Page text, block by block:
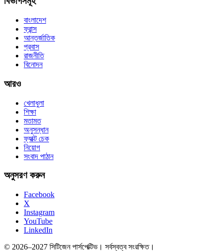
বাংলাদেশ
ফ্রান্স
আন্তর্জাতিক
প্রবাস
রাজনীতি
বিনোদন
আরও
খেলাধুলা
শিক্ষা
মতামত
অনুসন্ধান
ফ্যাক্ট চেক
নিয়োগ
সংবাদ পাঠান
অনুসরণ করুন
Facebook
X
Instagram
YouTube
LinkedIn
© 2026–2027 সিটিজেন পার্সপেক্টিভ। সর্বস্বত্ব সংরক্ষিত।